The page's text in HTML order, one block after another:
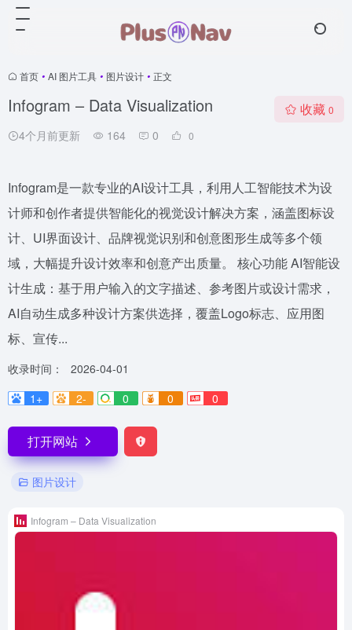
首页 • AI 图片工具 • 图片设计 • 正文
Infogram – Data Visualization
4个月前更新 164 0 0
收藏 0
Infogram是一款专业的AI设计工具，利用人工智能技术为设
计师和创作者提供智能化的视觉设计解决方案，涵盖图标设
计、UI界面设计、品牌视觉识别和创意图形生成等多个领
域，大幅提升设计效率和创意产出质量。 核心功能 AI智能设
计生成：基于用户输入的文字描述、参考图片或设计需求，
AI自动生成多种设计方案供选择，覆盖Logo标志、应用图
标、宣传...
收录时间：
2026-04-01
1+
2- 0 0 0
打开网站
图片设计
Infogram – Data Visualization